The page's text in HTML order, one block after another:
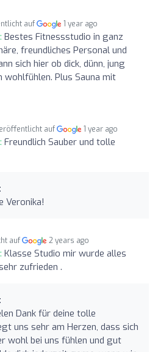
auf 1 year ago
Bestes Fitnessstudio in ganz
freundliches Personal und
sich hier ob dick, dünn, jung
Plus Sauna mit
auf 1 year ago
Freundlich Sauber und tolle
Veronika!
auf 2 years ago
Klasse Studio mir wurde alles
zufrieden .
Dank für deine tolle
uns sehr am Herzen, dass sich
wohl bei uns fühlen und gut